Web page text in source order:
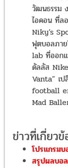
วัฒนธรรม
ไอคอน ที่ล
Niky’s
ฟุตบอลภา
lab ที่ออกแ
ดัลลัส
Vanta” เ
football
Mad
ข่าวที่เกี่ยว
โปรแกรม
สรุปผลบอ